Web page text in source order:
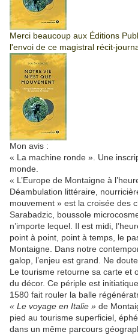
Merci beaucoup aux Éditions
l'envoi de ce magistral récit-
Mon avis :
« La machine ronde ». Une
monde.
« L’Europe de Montaigne à
Déambulation littéraire,
mouvement » est la croisée des
Sarabadzic, boussole
n’importe lequel. Il est midi,
point à point, point à temps, le
Montaigne. Dans notre
galop, l’enjeu est grand. Ne
Le tourisme retourne sa carte et
du décor. Ce périple est
1580 fait rouler la balle
« Le voyage en Italie » de
pied au tourisme superficiel,
dans un même parcours